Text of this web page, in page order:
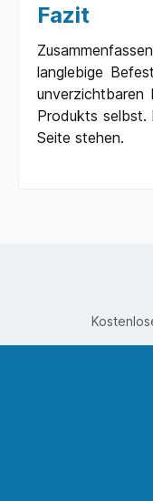
Fazit
langlebige
unverzichtbaren
Produkts selbst.
Seite stehen.